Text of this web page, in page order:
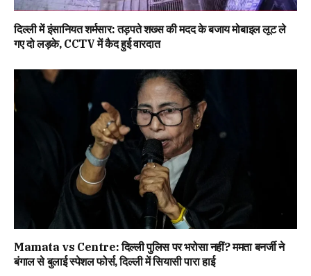
दिल्ली में इंसानियत शर्मसार: तड़पते शख्स की मदद के बजाय मोबाइल लूट ले
गए दो लड़के, CCTV में कैद हुई वारदात
Mamata vs Centre: दिल्ली पुलिस पर भरोसा नहीं? ममता बनर्जी ने
बंगाल से बुलाई स्पेशल फोर्स, दिल्ली में सियासी पारा हाई